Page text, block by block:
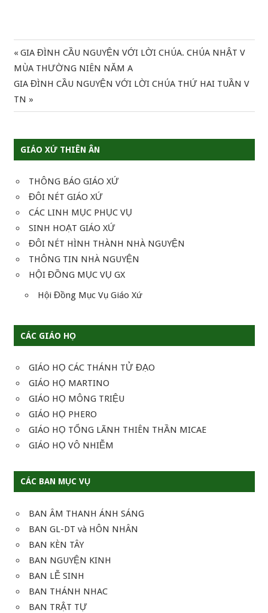
GIÁO XỨ THIÊN ÂN
THÔNG BÁO GIÁO XỨ
ĐÔI NÉT GIÁO XỨ
CÁC LINH MỤC PHỤC VỤ
SINH HOẠT GIÁO XỨ
ĐÔI NÉT HÌNH THÀNH NHÀ NGUYỆN
THÔNG TIN NHÀ NGUYỆN
HỘI ĐỒNG MỤC VỤ GX
Hội Đồng Mục Vụ Giáo Xứ
CÁC GIÁO HỌ
GIÁO HỌ CÁC THÁNH TỬ ĐẠO
GIÁO HỌ MARTINO
GIÁO HỌ MÔNG TRIỆU
GIÁO HỌ PHERO
GIÁO HỌ TỔNG LÃNH THIÊN THẦN MICAE
GIÁO HỌ VÔ NHIỄM
CÁC BAN MỤC VỤ
BAN ÂM THANH ÁNH SÁNG
BAN GL-DT và HÔN NHÂN
BAN KÈN TÂY
BAN NGUYỆN KINH
BAN LỄ SINH
BAN THÁNH NHAC
BAN TRẬT TỰ
Điều
hướng
bài
Previous
Post:
GIA ĐÌNH CẦU NGUYỆN VỚI LỜI CHÚA. CHÚA NHẬT V
MÙA THƯỜNG NIÊN NĂM A
Next
Post:
GIA ĐÌNH CẦU NGUYỆN VỚI LỜI CHÚA THỨ HAI TUẦN V
TN